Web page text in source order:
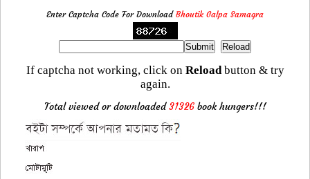
Enter Captcha Code For Download Bhoutik Galpa Samagra
If captcha not working, click on Reloadbutton & try
again.
Total viewed or downloaded31326book hungers!!!